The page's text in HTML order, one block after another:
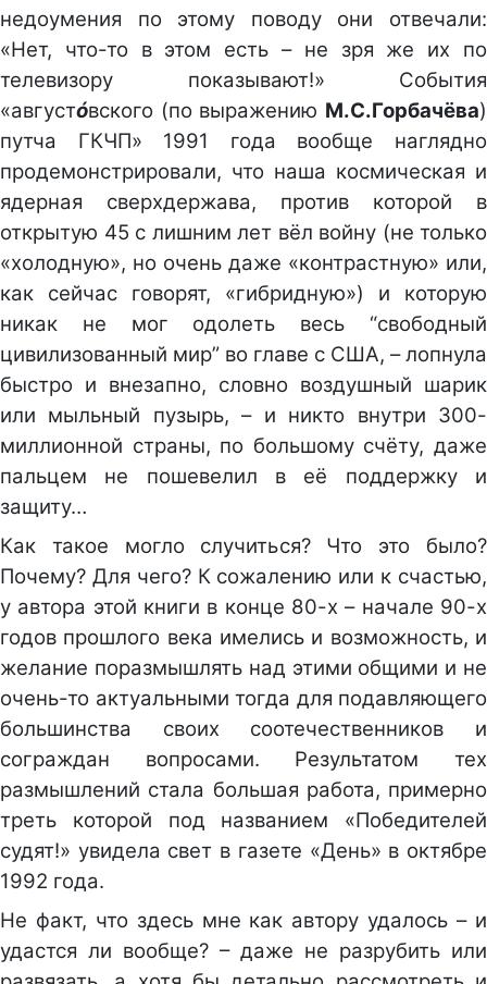
недоумения по этому поводу они отвечали:
«Нет, что-то в этом есть – не зря же их по
телевизору показывают!» События
«августóвского (по выражению М.С.Горбачёва)
путча ГКЧП» 1991 года вообще наглядно
продемонстрировали, что наша космическая и
ядерная сверхдержава, против которой в
открытую 45 с лишним лет вёл войну (не только
«холодную», но очень даже «контрастную» или,
как сейчас говорят, «гибридную») и которую
никак не мог одолеть весь “свободный
цивилизованный мир” во главе с США, – лопнула
быстро и внезапно, словно воздушный шарик
или мыльный пузырь, – и никто внутри 300-
миллионной страны, по большому счёту, даже
пальцем не пошевелил в её поддержку и
защиту…
Как такое могло случиться? Что это было?
Почему? Для чего? К сожалению или к счастью,
у автора этой книги в конце 80-х – начале 90-х
годов прошлого века имелись и возможность, и
желание поразмышлять над этими общими и не
очень-то актуальными тогда для подавляющего
большинства своих соотечественников и
сограждан вопросами. Результатом тех
размышлений стала большая работа, примерно
треть которой под названием «Победителей
судят!» увидела свет в газете «День» в октябре
1992 года.
Не факт, что здесь мне как автору удалось – и
удастся ли вообще? – даже не разрубить или